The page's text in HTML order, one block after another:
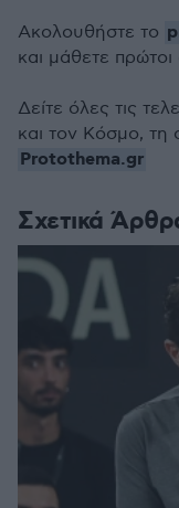
Σχετικά
Ακολουθήστε το
και μάθετε πρώτοι
Δείτε όλες τις
και τον Κόσμο, τη
Protothema.gr